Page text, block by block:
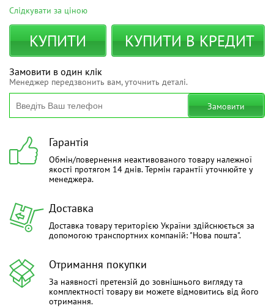
Слідкувати за ціною
КУПИТИ КУПИТИ В КРЕДИТ
Замовити в один клік
Менеджер передзвонить вам, уточнить деталі.
Замовити
Гарантія
Обмін/повернення неактивованого товару належної
якості протягом 14 днів. Термін гарантії уточнюйте у
менеджера.
Доставка
Доставка товару територією України здійснюється за
допомогою транспортних компаній: "Нова пошта".
Отримання покупки
За наявності претензій до зовнішнього вигляду та
комплектності товару ви можете відмовитись від його
отримання.